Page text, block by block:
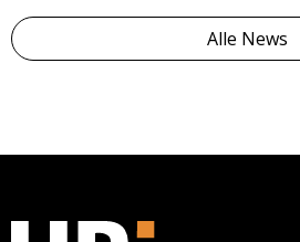
Alle News